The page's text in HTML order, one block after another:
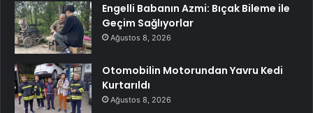
Engelli Babanın Azmi: Bıçak Bileme ile
Geçim Sağlıyorlar
Ağustos 8, 2026
Otomobilin Motorundan Yavru Kedi
Kurtarıldı
Ağustos 8, 2026